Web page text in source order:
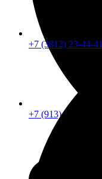
+7 (913) 672-49-54
+7 (3812) 23-44-41